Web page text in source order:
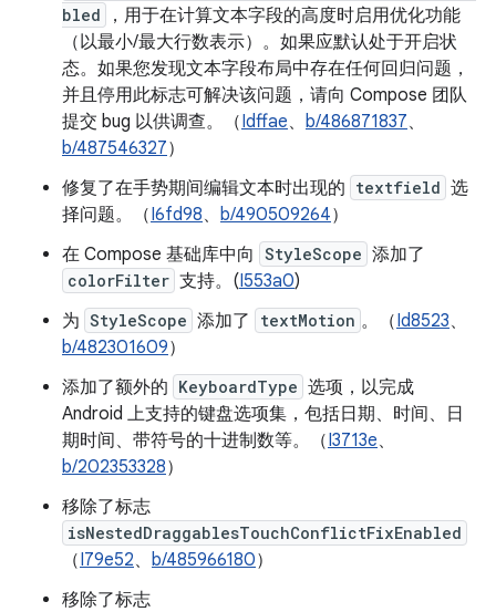
bled
，用于在计算文本字段的高度时启用优化功能
（以最小/最大行数表示）。如果应默认处于开启状
态。如果您发现文本字段布局中存在任何回归问题，
并且停用此标志可解决该问题，请向 Compose 团队
提交 bug 以供调查。（Idffae、 b/486871837、
b/487546327）
修复了在手势期间编辑文本时出现的 textfield 选
择问题。（I6fd98、 b/490509264）
在 Compose 基础库中向 StyleScope 添加了
colorFilter 支持。(I553a0)
为 StyleScope 添加了 textMotion 。（Id8523、
b/482301609）
添加了额外的 KeyboardType 选项，以完成
Android 上支持的键盘选项集，包括日期、时间、日
期时间、带符号的十进制数等。（I3713e、
b/202353328）
移除了标志
isNestedDraggablesTouchConflictFixEnabled
（I79e52、 b/485966180）
移除了标志